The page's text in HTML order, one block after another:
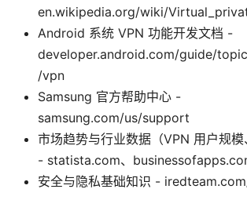
en.wikipedia.org/wiki/
Android 系统 VPN 功能开发文档 -
developer.android.com/guide/
/vpn
Samsung 官方帮助中心 -
samsung.com/us/support
市场趋势与行业数据（VPN 用户规模
- statista.com、
安全与隐私基础知识 -